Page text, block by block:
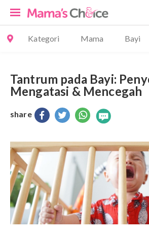
Kategori Mama Bayi
Tantrum pada Bayi:
Mengatasi & Mencegah
share